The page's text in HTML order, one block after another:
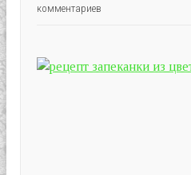
комментариев